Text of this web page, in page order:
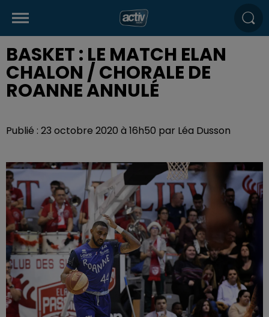
BASKET : LE MATCH ELAN
CHALON / CHORALE DE
ROANNE ANNULÉ
Publié : 23 octobre 2020 à 16h50 par Léa Dusson